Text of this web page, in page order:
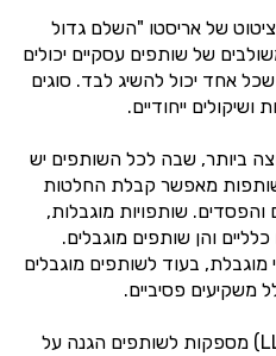
של אריסטו "השלם גדול
של שותפים עסקיים יכולים
אחד יכול להשיג לבד. סוגים
ייחודיים.
ביותר, שבה לכל השותפים יש
שותפות מאפשר קבלת החלטות
שותפויות מוגבלות,
והן שותפים מוגבלים.
מוגבלת, בעוד לשותפים מוגבלים
משקיעים פסיביים.
שותפויות באחריות מוגבלת (LLPs) מספקות לשותפים הגנה על